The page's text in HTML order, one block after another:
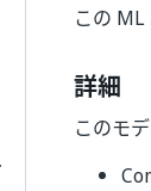
この ML
詳細
このモ